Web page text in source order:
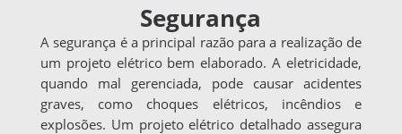
Segurança
A segurança é a principal razão para a realização de
um projeto elétrico bem elaborado. A eletricidade,
quando mal gerenciada, pode causar acidentes
graves, como choques elétricos, incêndios e
explosões. Um projeto elétrico detalhado assegura